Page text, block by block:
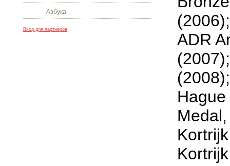
Азбука
Вход для партнеров
ADR